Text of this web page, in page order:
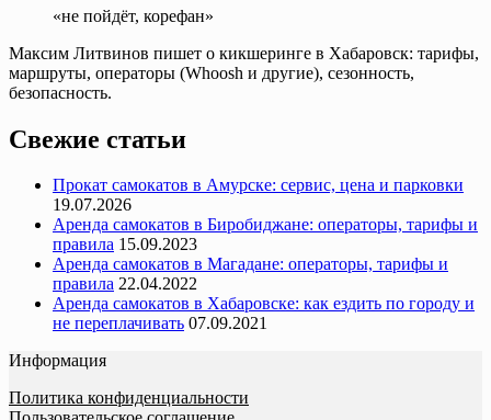
«не пойдёт, корефан»
Максим Литвинов пишет о кикшеринге в Хабаровск: тарифы,
маршруты, операторы (Whoosh и другие), сезонность,
безопасность.
Свежие статьи
Прокат самокатов в Амурске: сервис, цена и парковки
19.07.2026
Аренда самокатов в Биробиджане: операторы, тарифы и
правила 15.09.2023
Аренда самокатов в Магадане: операторы, тарифы и
правила 22.04.2022
Аренда самокатов в Хабаровске: как ездить по городу и
не переплачивать 07.09.2021
Информация
Политика конфиденциальности